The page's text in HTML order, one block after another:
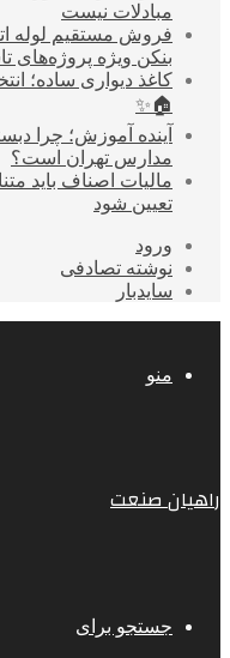
مبادلات نیست
فروش مستقیم لوله
بنکن ویژه پروژه‌های
کاغذ دیواری ساده؛
🏠✨
آینده آموزش؛ چرا
مدارس تهران است؟
مالیات اصناف باید
تعیین شود
ورود
نوشته تصادفی
سایدبار
منو
راهیان صنعت
جستجو برای